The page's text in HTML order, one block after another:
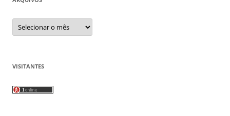
Arquivos
VISITANTES